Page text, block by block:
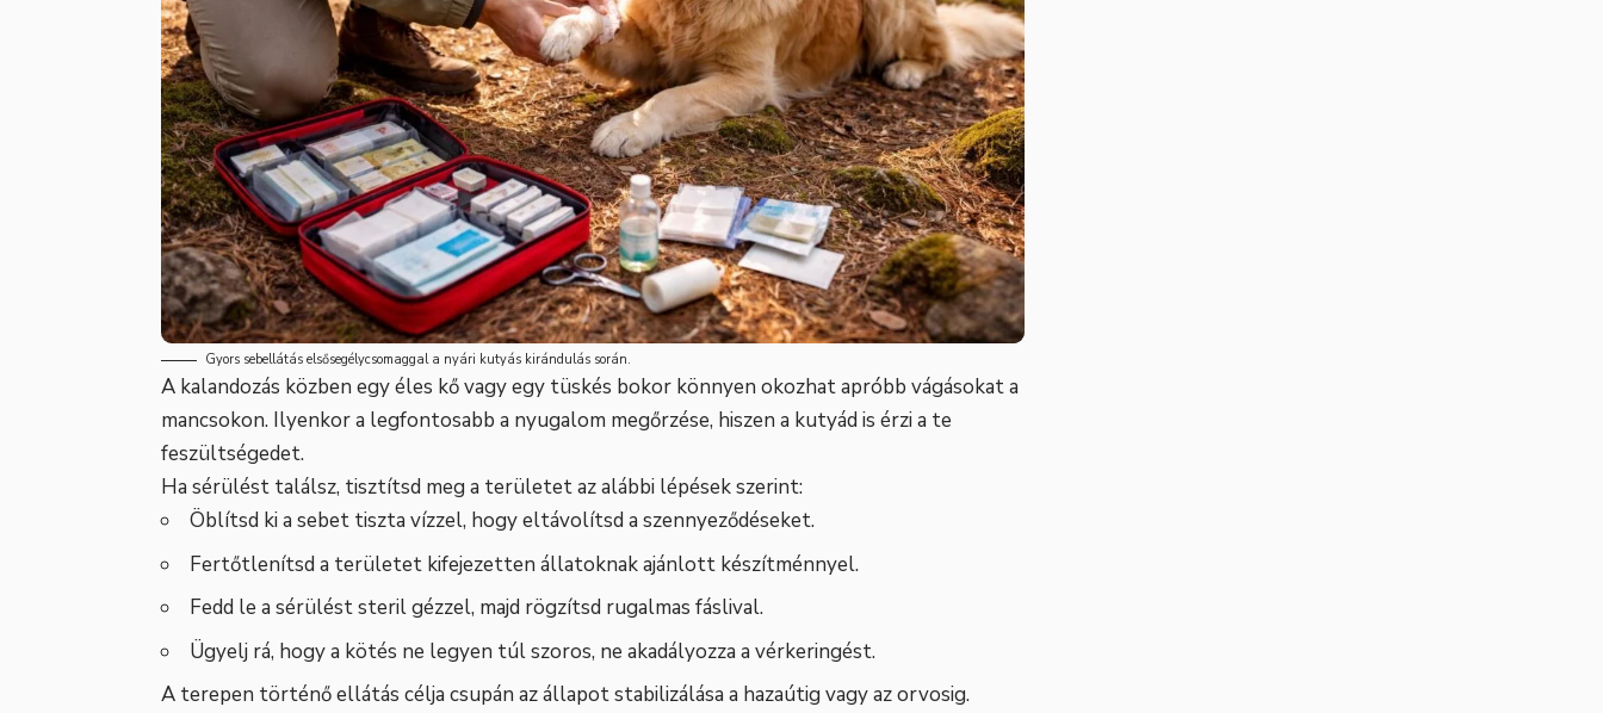
Gyors sebellátás elsősegélycsomaggal a nyári kutyás kirándulás során.
A kalandozás közben egy éles kő vagy egy tüskés bokor könnyen okozhat apróbb vágásokat a
mancsokon. Ilyenkor a legfontosabb a nyugalom megőrzése, hiszen a kutyád is érzi a te
feszültségedet.
Ha sérülést találsz, tisztítsd meg a területet az alábbi lépések szerint:
Öblítsd ki a sebet tiszta vízzel, hogy eltávolítsd a szennyeződéseket.
Fertőtlenítsd a területet kifejezetten állatoknak ajánlott készítménnyel.
Fedd le a sérülést steril gézzel, majd rögzítsd rugalmas fáslival.
Ügyelj rá, hogy a kötés ne legyen túl szoros, ne akadályozza a vérkeringést.
A terepen történő ellátás célja csupán az állapot stabilizálása a hazaútig vagy az orvosig.